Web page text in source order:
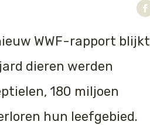
WWF-rapport blijkt
dieren werden
180 miljoen
hun leefgebied.